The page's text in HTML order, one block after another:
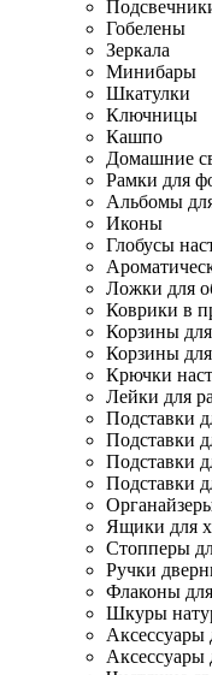
Гобелены
Зеркала
Минибары
Шкатулки
Ключницы
Кашпо
Домашние
Рамки для
Альбомы
Иконы
Глобусы
Ложки для
Коврики в
Корзины
Корзины
Крючки
Лейки для
Подставки
Подставки
Подставки
Подставки
Ящики для
Стопперы
Ручки
Флаконы
Шкуры
Аксессуары
Аксессуары